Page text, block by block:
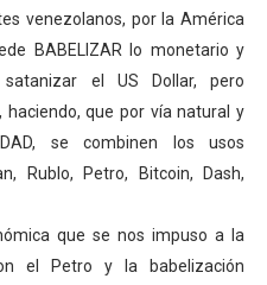
venezolanos, por la América
BABELIZAR lo monetario y
el US Dollar, pero
que por vía natural y
se combinen los usos
Rublo, Petro, Bitcoin, Dash,
que se nos impuso a la
el Petro y la babelización